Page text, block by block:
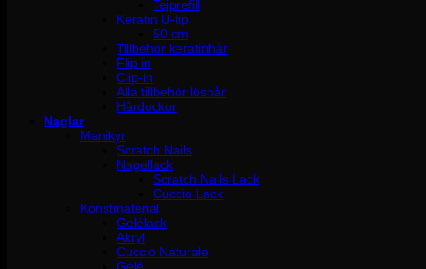
Tejprefill
Keratin U-tip
50 cm
Tillbehör keratinhår
Flip in
Clip-in
Alla tillbehör löshår
Hårdockor
Naglar
Manikyr
Scratch Nails
Nagellack
Scratch Nails Lack
Cuccio Lack
Konstmaterial
Gelélack
Akryl
Cuccio Naturale
Gelé